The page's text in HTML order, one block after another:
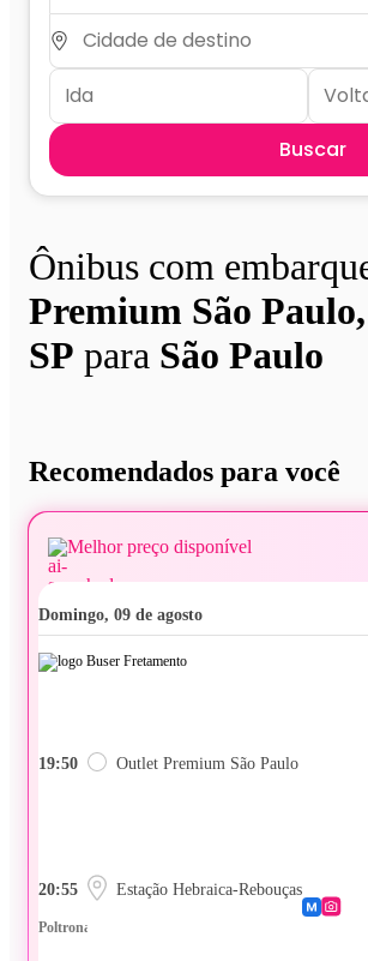
Buscar
Ônibus com
Premium São
SP para São Paulo
Recomendados para você
Melhor preço disponível
domingo, 09 de agosto
19:50 Outlet Premium São Paulo
20:55 Estação Hebraica-Rebouças
Poltrona